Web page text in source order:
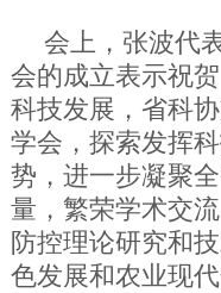
会上，张波代
会的成立表示祝
科技发展，省科
学会，探索发挥
势，进一步凝聚
量，繁荣学术交
防控理论研究和
色发展和农业现代